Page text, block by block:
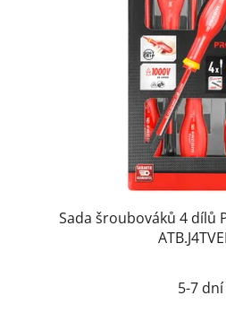
Sada šroubováků 4 dílů
5-7 dní